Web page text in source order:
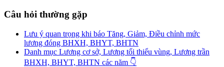
Câu hỏi thường gặp
Lưu ý quan trọng khi báo Tăng, Giảm, Điều chỉnh mức
lương đóng BHXH, BHYT, BHTN
Danh mục Lương cơ sở, Lương tối thiểu vùng, Lương trần
BHXH, BHYT, BHTN các năm 👇